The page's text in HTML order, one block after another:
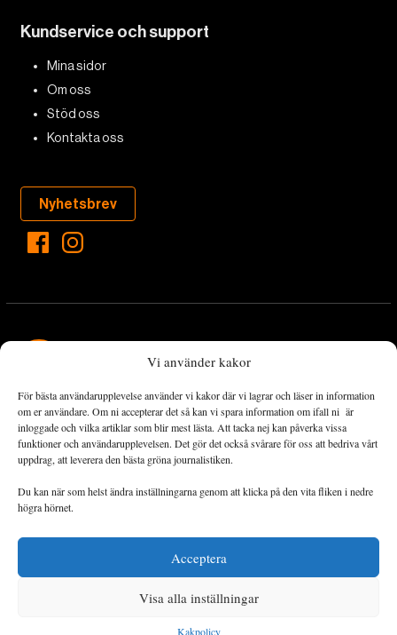
Vi använder kakor
För bästa användarupplevelse använder vi kakor där vi lagrar och läser in information
om er användare. Om ni accepterar det så kan vi spara information om ifall ni är
inloggade och vilka artiklar som blir mest lästa. Att tacka nej kan påverka vissa
funktioner och användarupplevelsen. Det gör det också svårare för oss att bedriva vårt
uppdrag, att leverera den bästa gröna journalistiken.
Du kan när som helst ändra inställningarna genom att klicka på den vita fliken i nedre
högra hörnet.
Acceptera
Visa alla inställningar
Kakpolicy
Kundservice och support
Mina sidor
Om oss
Stöd oss
Kontakta oss
Nyhetsbrev
Landets Fria Tidning är en nyhetstidning med bred bevakning av
det viktigaste som händer lokalt och globalt och med fokus på
omställningsrörelsen. En omställning till ett hållbart samhälle går
både via starka och lika rättigheter för alla människor, minskade
ekonomiska och sociala klyftor, samt utrymme för allt levande att
utvecklas och frodas.